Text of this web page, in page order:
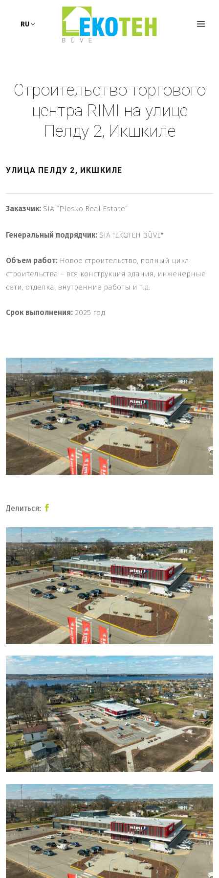
RU Актуальные проекты
Строительство торгового
центра RIMI на улице
Пелду 2, Икшкиле
УЛИЦA ПЕЛДУ 2, ИКШКИЛЕ
Заказчик: SIA “Plesko Real Estate”
Генеральный подрядчик: SIA "EKOTEH BŪVE"
Объем работ: Новое строительство, полный цикл
строительства – вся конструкция здания, инженерные
сети, отделка, внутренние работы и т.д.
Срок выполнения: 2025 год
Делиться: